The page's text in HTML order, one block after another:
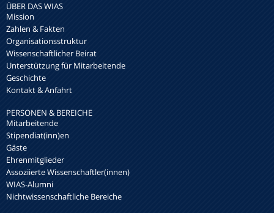
ÜBER DAS WIAS
Mission
Zahlen & Fakten
Organisationsstruktur
Wissenschaftlicher Beirat
Unterstützung für Mitarbeitende
Geschichte
Kontakt & Anfahrt
PERSONEN & BEREICHE
Mitarbeitende
Stipendiat(inn)en
Gäste
Ehrenmitglieder
Assoziierte Wissenschaftler(innen)
WIAS-Alumni
Nichtwissenschaftliche Bereiche